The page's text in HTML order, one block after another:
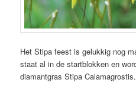
Het Stipa feest is gelukkig nog
staat al in de startblokken en
diamantgras Stipa